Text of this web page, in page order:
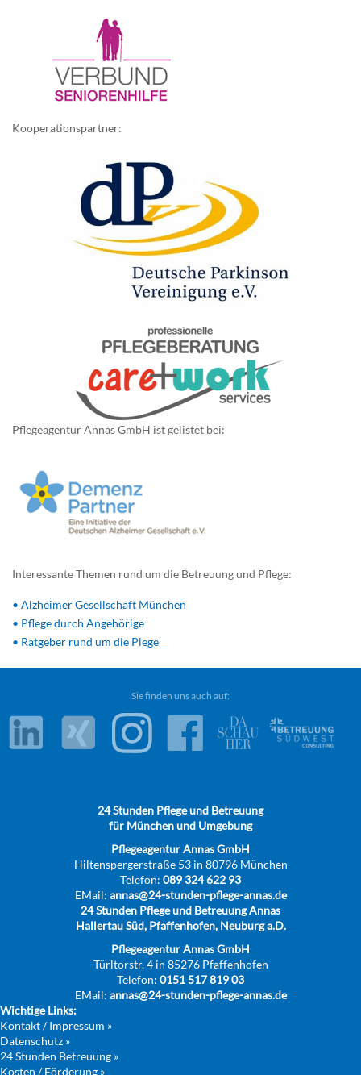
Kooperationspartner:
Pflegeagentur Annas GmbH ist gelistet bei:
Interessante Themen rund um die Betreuung und Pflege:
• Alzheimer Gesellschaft München
• Pflege durch Angehörige
• Ratgeber rund um die Plege
Sie finden uns auch auf:
24 Stunden Pflege und Betreuung
für München und Umgebung
Pflegeagentur Annas GmbH
Hiltenspergerstraße 53 in 80796 München
Telefon: 089 324 622 93
EMail: annas@24-stunden-pflege-annas.de
24 Stunden Pflege und Betreuung Annas
Hallertau Süd, Pfaffenhofen, Neuburg a.D.
Pflegeagentur Annas GmbH
Türltorstr. 4 in 85276 Pfaffenhofen
Telefon: 0151 517 819 03
EMail: annas@24-stunden-pflege-annas.de
Wichtige Links:
Kontakt / Impressum »
Datenschutz »
24 Stunden Betreuung »
Kosten / Förderung »